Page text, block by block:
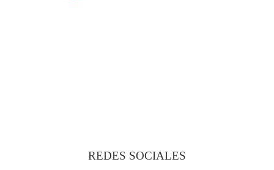
REDES SOCIALES